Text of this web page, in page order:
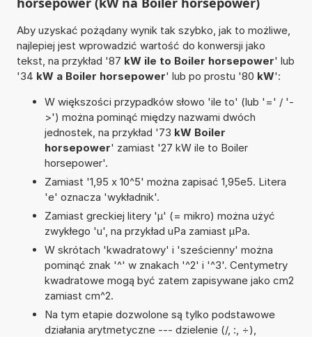
Aby uzyskać pożądany wynik tak szybko, jak to możliwe,
najlepiej jest wprowadzić wartość do konwersji jako
tekst, na przykład '87 kW ile to Boiler horsepower' lub
'34 kW a Boiler horsepower' lub po prostu '80 kW':
W większości przypadków słowo 'ile to' (lub '=' / '-
>') można pominąć między nazwami dwóch
jednostek, na przykład '73 kW Boiler
horsepower' zamiast '27 kW ile to Boiler
horsepower'.
Zamiast '1,95 x 10^5' można zapisać 1,95e5. Litera
'e' oznacza 'wykładnik'.
Zamiast greckiej litery 'µ' (= mikro) można użyć
zwykłego 'u', na przykład uPa zamiast µPa.
W skrótach 'kwadratowy' i 'sześcienny' można
pominąć znak '^' w znakach '^2' i '^3'. Centymetry
kwadratowe mogą być zatem zapisywane jako cm2
zamiast cm^2.
Na tym etapie dozwolone są tylko podstawowe
działania arytmetyczne --- dzielenie (/, :, ÷),